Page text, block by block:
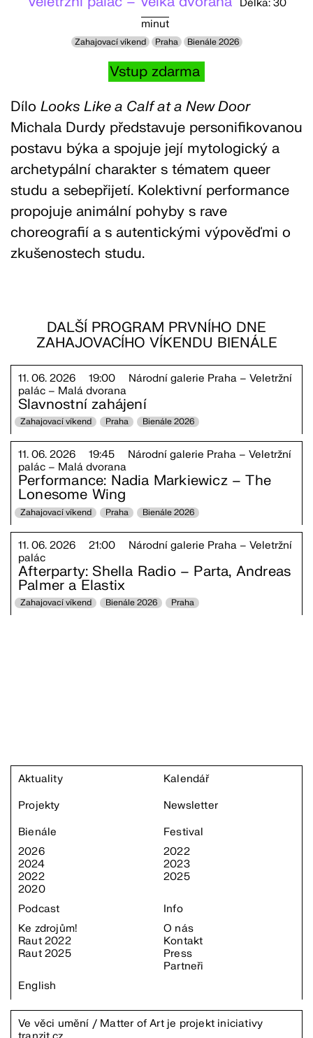
Délka: 30
minut
Zahajovací víkend Praha Bienále 2026
Vstup zdarma
Dílo Looks Like a Calf at a New Door
Michala Durdy představuje personifikovanou
postavu býka a spojuje její mytologický a
archetypální charakter s tématem queer
studu a sebepřijetí. Kolektivní performance
propojuje animální pohyby s rave
choreografií a s autentickými výpověďmi o
zkušenostech studu.
DALŠÍ PROGRAM PRVNÍHO DNE
ZAHAJOVACÍHO VÍKENDU BIENÁLE
Slavnostní zahájení
11. 06. 2026 19:00
Národní galerie Praha – Veletržní
palác – Malá dvorana
Zahajovací víkend Praha Bienále 2026
Performance: Nadia Markiewicz – The
Lonesome Wing
11. 06. 2026 19:45
Národní galerie Praha – Veletržní
palác – Malá dvorana
Zahajovací víkend Praha Bienále 2026
Afterparty: Shella Radio – Parta, Andreas
Palmer a Elastix
11. 06. 2026 21:00
Národní galerie Praha – Veletržní
palác
Zahajovací víkend Bienále 2026 Praha
Aktuality
Kalendář
Projekty
Newsletter
Bienále
2026
2024
2022
2020
Festival
2022
2023
2025
Podcast
Ke zdrojům!
Raut 2022
Raut 2025
Info
O nás
Kontakt
Press
Partneři
English
Ve věci umění / Matter of Art je projekt iniciativy